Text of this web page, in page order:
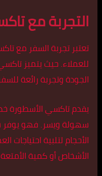
التجربة مع
تعتبر تجربة السفر مع
للعملاء. حيث يتميز
الجودة وتجربة رائعة
يقدم تاكسي الأسطورة
سهولة ويسر. فهو يوفر
الأحجام لتلبية احتياجات
الأشخاص أو كمية